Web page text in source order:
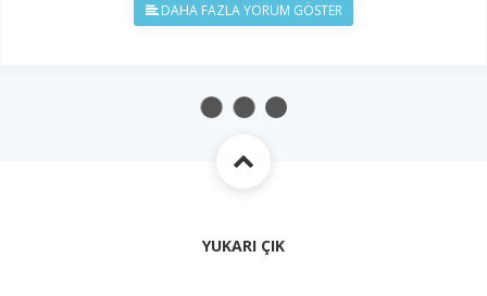
DAHA FAZLA YORUM GÖSTER
YUKARI ÇIK